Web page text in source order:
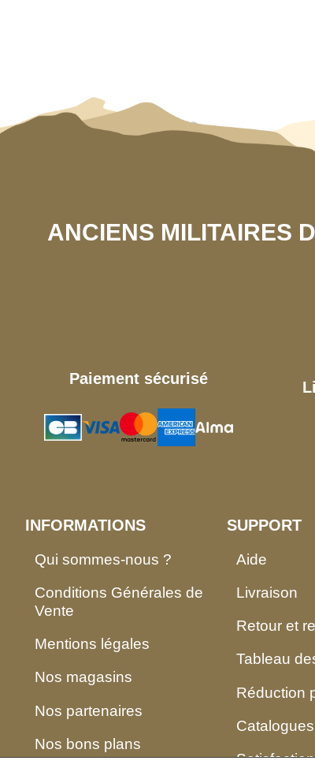
ANCIENS MILITAIRES
Paiement sécurisé
INFORMATIONS
Qui sommes-nous ?
Conditions Générales de
Vente
Mentions légales
Nos magasins
Nos partenaires
Nos bons plans
SUPPORT
Aide
Livraison
Retour et
Tableau
Réduction
Catalogues